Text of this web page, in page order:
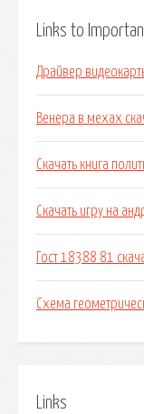
Links to
Драйвер
Венера в мехах
Скачать книга
Скачать игру на
Гост 18388 81
Схема
Links